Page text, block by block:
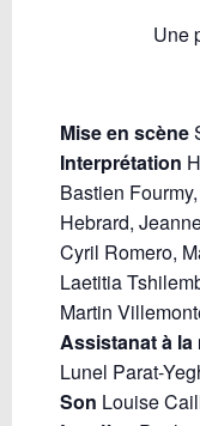
Une
Mise en scène
Interprétation
Bastien
Hebrard,
Cyril Romero,
Laetitia
Martin
Assistanat à la
Lunel Parat-
Son Louise